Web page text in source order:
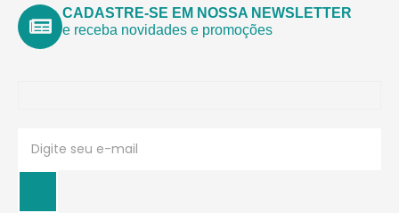
CADASTRE-SE EM NOSSA NEWSLETTER
e receba novidades e promoções